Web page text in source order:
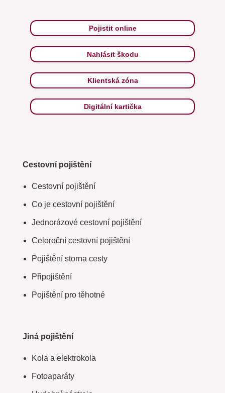
Pojistit online
Nahlásit škodu
Klientská zóna
Digitální kartička
Cestovní pojištění
Cestovní pojištění
Co je cestovní pojištění
Jednorázové cestovní pojištění
Celoroční cestovní pojištění
Pojištění storna cesty
Připojištění
Pojištění pro těhotné
Jiná pojištění
Kola a elektrokola
Fotoaparáty